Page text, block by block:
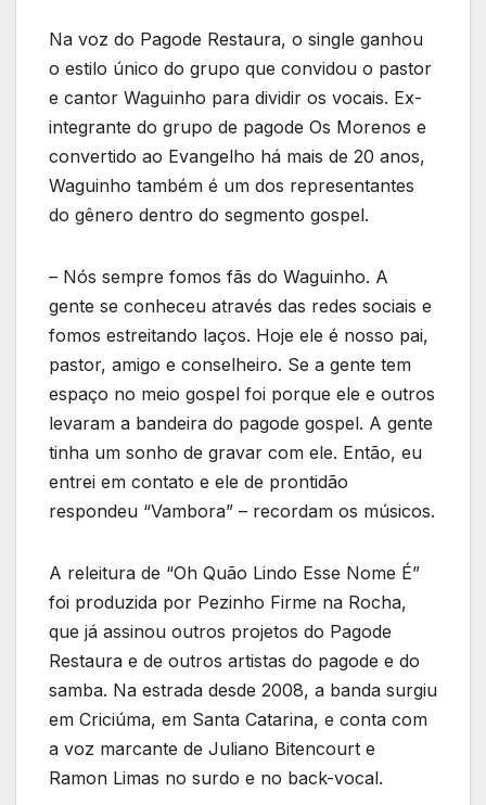
Na voz do Pagode Restaura, o single ganhou
o estilo único do grupo que convidou o pastor
e cantor Waguinho para dividir os vocais. Ex-
integrante do grupo de pagode Os Morenos e
convertido ao Evangelho há mais de 20 anos,
Waguinho também é um dos representantes
do gênero dentro do segmento gospel.
– Nós sempre fomos fãs do Waguinho. A
gente se conheceu através das redes sociais e
fomos estreitando laços. Hoje ele é nosso pai,
pastor, amigo e conselheiro. Se a gente tem
espaço no meio gospel foi porque ele e outros
levaram a bandeira do pagode gospel. A gente
tinha um sonho de gravar com ele. Então, eu
entrei em contato e ele de prontidão
respondeu “Vambora” – recordam os músicos.
A releitura de “Oh Quão Lindo Esse Nome É”
foi produzida por Pezinho Firme na Rocha,
que já assinou outros projetos do Pagode
Restaura e de outros artistas do pagode e do
samba. Na estrada desde 2008, a banda surgiu
em Criciúma, em Santa Catarina, e conta com
a voz marcante de Juliano Bitencourt e
Ramon Limas no surdo e no back-vocal.